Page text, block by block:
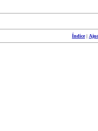
Índice|